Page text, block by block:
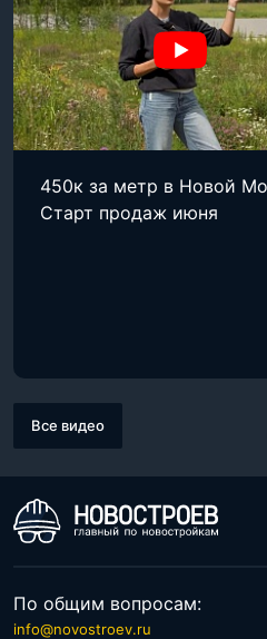
450к за метр в Новой
Старт продаж июня
Все видео
По общим вопросам:
info@novostroev.ru